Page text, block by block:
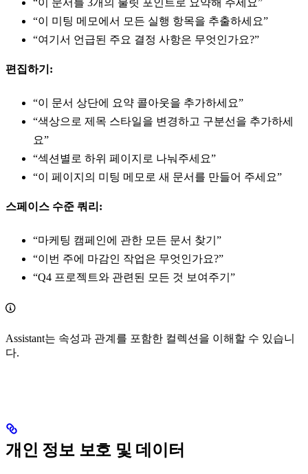
“이 미팅 메모에서 모든 실행 항목을 추출하세요”
“여기서 언급된 주요 결정 사항은 무엇인가요?”
편집하기:
“이 문서 상단에 요약 콜아웃을 추가하세요”
“색상으로 제목 스타일을 변경하고 구분선을 추가하세
요”
“섹션별로 하위 페이지로 나눠주세요”
“이 페이지의 미팅 메모로 새 문서를 만들어 주세요”
스페이스 수준 쿼리:
“마케팅 캠페인에 관한 모든 문서 찾기”
“이번 주에 마감인 작업은 무엇인가요?”
“Q4 프로젝트와 관련된 모든 것 보여주기”
Assistant는 속성과 관계를 포함한 컬렉션을 이해할 수 있습니
다.
개인 정보 보호 및 데이터